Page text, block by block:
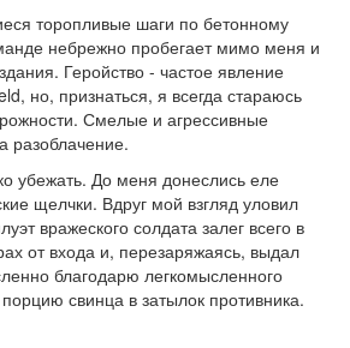
торопливые шаги по бетонному
небрежно пробегает мимо меня и
Геройство - частое явление
но, признаться, я всегда стараюсь
Смелые и агрессивные
разоблачение.
убежать. До меня донеслись еле
щелчки. Вдруг мой взгляд уловил
вражеского солдата залег всего в
от входа и, перезаряжаясь, выдал
благодарю легкомысленного
свинца в затылок противника.